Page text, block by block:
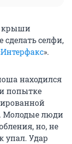
крыши
селфи,
Интерфакс».
находился
попытке
Молодые люди
но, не
упал. Удар